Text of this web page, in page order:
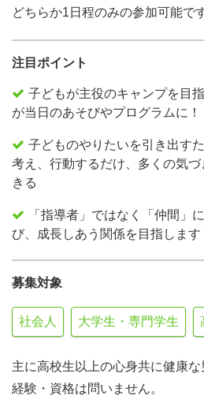
どちらか1日程のみの参加可能です
注目ポイント
子どもが主役のキャンプを
が当日のあそびやプログラムに！
子どものやりたいを引き出
考え、行動するだけ、多くの気
きる
「指導者」ではなく「仲間
び、成長しあう関係を目指します
募集対象
社会人 大学生・専門学生
主に高校生以上の心身共に健康な
経験・資格は問いません。